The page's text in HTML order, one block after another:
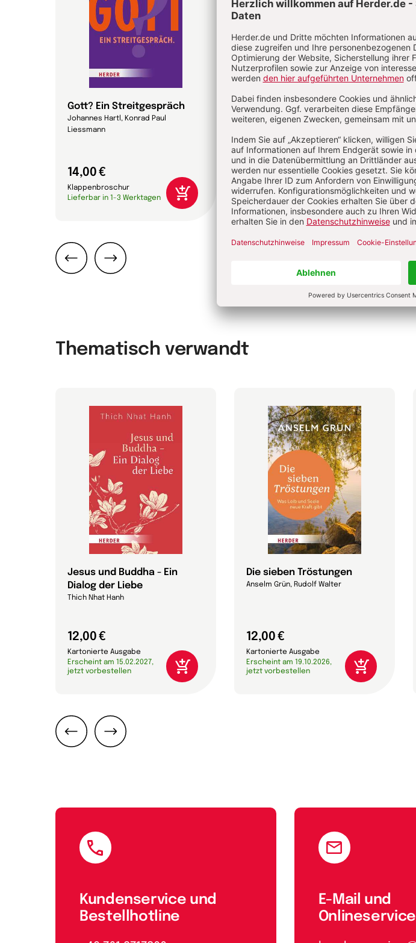
Gott? Ein Streitgespräch
Johannes Hartl, Konrad Paul
Liessmann
14,00 €
Klappenbroschur
Lieferbar in 1-3 Werktagen
Magnifica humanitas
Papst Leo XIV.
16,00 €
Gebundene Ausgabe
Lieferbar in 1-3 Werktagen
Thematisch verwandt
Jesus und Buddha - Ein
Dialog der Liebe
Thich Nhat Hanh
12,00 €
Kartonierte Ausgabe
Erscheint am 15.02.2027,
jetzt vorbestellen
Die sieben Tröstungen
Anselm Grün, Rudolf Walter
12,00 €
Kartonierte Ausgabe
Erscheint am 19.10.2026,
jetzt vorbestellen
Kundenservice und
Bestellhotline
E-Mail und
Onlineservice